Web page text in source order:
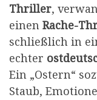
Thriller,
einen Rache-
schließlich in
echter
Ein „Ostern“
Staub,